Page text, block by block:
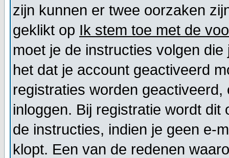
zijn kunnen er twee oorzaken
geklikt op Ik stem toe met de
moet je de instructies volgen
het dat je account geactiveerd
registraties worden
inloggen. Bij registratie wordt
de instructies, indien je geen e-
klopt. Een van de redenen